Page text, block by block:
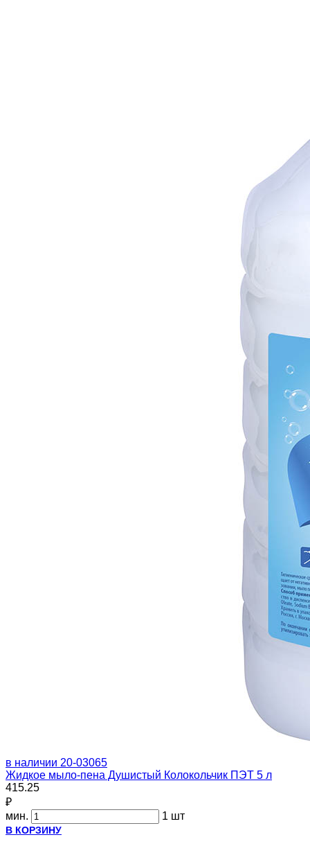
в наличии 20-03065
Жидкое мыло-пена Душистый Колокольчик ПЭТ 5 л
415.25
₽
мин.
1 шт
В КОРЗИНУ